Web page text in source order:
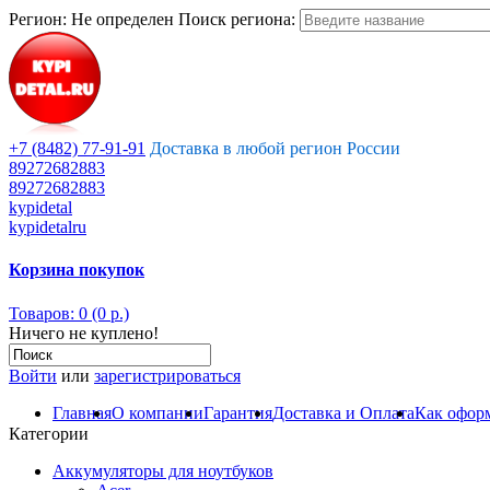
Регион: Не определен Поиск региона:
+7 (8482) 77-91-91 Доставка в любой регион России
89272682883
89272682883
kypidetal
kypidetalru
Корзина покупок
Товаров: 0 (0 р.)
Ничего не куплено!
Войти или зарегистрироваться
ГлавнаяО компанииГарантияДоставка и ОплатаКак
Категории
Аккумуляторы для ноутбуков